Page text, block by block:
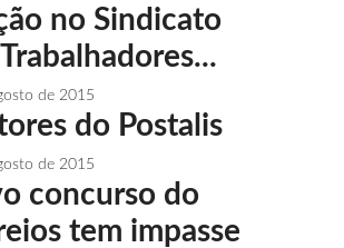
no Sindicato
de 2015
do Postalis
de 2015
concurso do
tem impasse